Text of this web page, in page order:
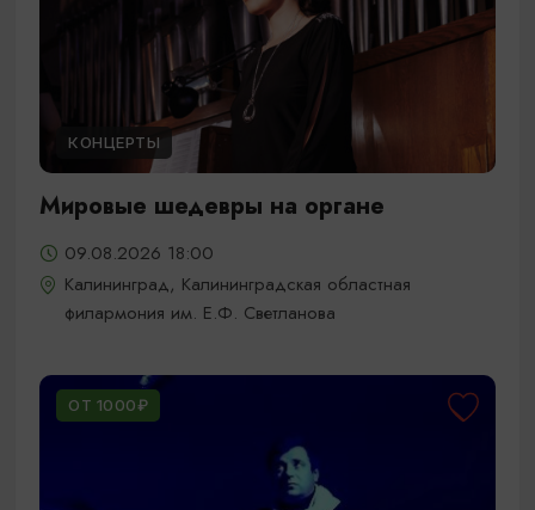
КОНЦЕРТЫ
Мировые шедевры на органе
09.08.2026 18:00
Калининград, Калининградская областная
филармония им. Е.Ф. Светланова
ОТ 1000₽